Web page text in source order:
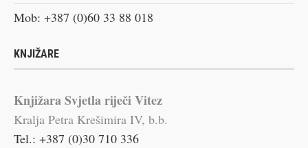
Mob: +387 (0)60 33 88 018
KNJIŽARE
Knjižara Svjetla riječi Vitez
Kralja Petra Krešimira IV, b.b.
Tel.: +387 (0)30 710 336